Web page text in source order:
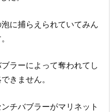
に捕らえられていてみん
ラーによって奪われてし
きません。
チバブラーがマリネット